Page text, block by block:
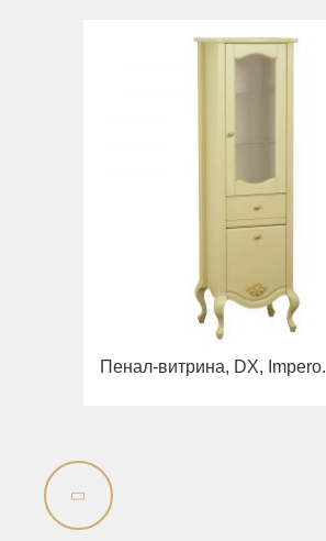
Пенал-витрина, DX, Impero.